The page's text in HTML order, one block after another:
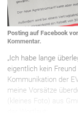
Posting auf Facebook
Kommentar.
„Ich habe lange
eigentlich kein
Kommunikation der
meine Vorsätze
(kleines Foto) aus